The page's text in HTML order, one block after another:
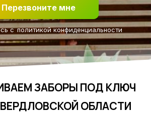
Перезвоните мне
сполитикой конфиденциальности
ЗАБОРЫ ПОД КЛЮЧ
ОБЛАСТИ